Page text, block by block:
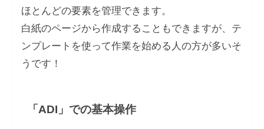
ほとんどの要素を管理できます。
白紙のページから作成することもできますが、テ
ンプレートを使って作業を始める人の方が多いそ
うです！
「ADI」での基本操作